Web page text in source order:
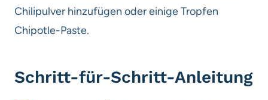
Chilipulver hinzufügen oder einige Tropfen
Chipotle-Paste.
Schritt-für-Schritt-Anleitung